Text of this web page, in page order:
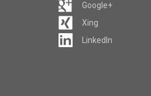
Google+
Xing
LinkedIn